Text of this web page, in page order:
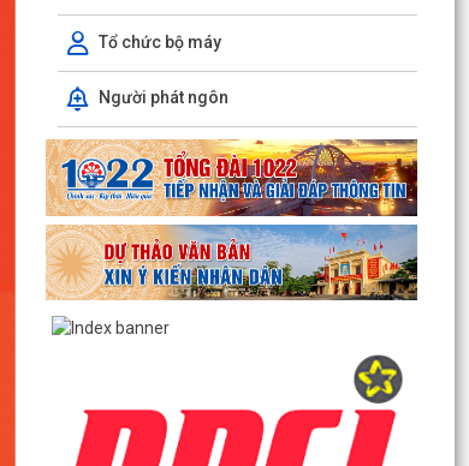
Tổ chức bộ máy
Người phát ngôn
TUYÊN TRUYỀN, QUÁN TRIỆT NGHỊ QUYẾT SỐ
11-NQ/TU: QUYẾT TÂM TẠO ĐỘNG LỰC MỚI
PHƯỜNG HẢI AN TẬP HUẤN HƯỚNG DẪN BẢO
ĐẢM AN TOÀN THÔNG TIN TRONG THỰC HIỆN
NHIỆM VỤ